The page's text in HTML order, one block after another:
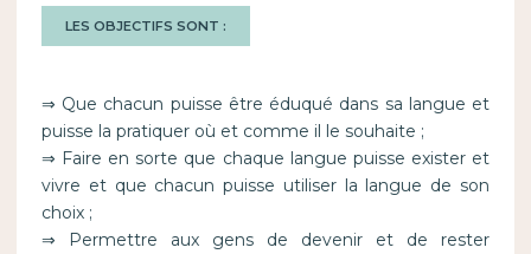
LES OBJECTIFS SONT :
⇒ Que chacun puisse être éduqué dans sa langue et
puisse la pratiquer où et comme il le souhaite ;
⇒ Faire en sorte que chaque langue puisse exister et
vivre et que chacun puisse utiliser la langue de son
choix ;
⇒ Permettre aux gens de devenir et de rester